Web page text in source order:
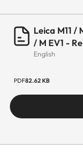
Leica M11 /
/ M EV1 -
English
PDF82.62 KB